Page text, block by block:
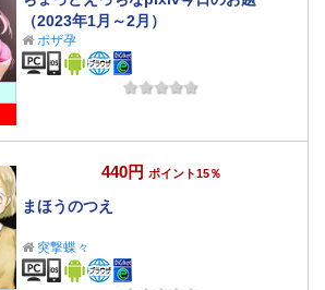
（2023年1月～2月）
ポザ孕
440円 ポイント15％
まほうのつえ
突撃蝶々